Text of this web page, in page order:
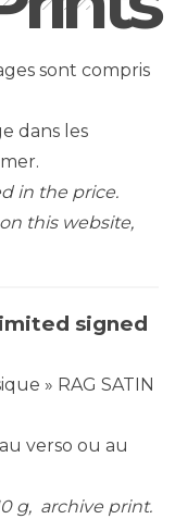
sont compris
dans les
in the price.
this website,
signed
» RAG SATIN
verso ou au
g, archive print.